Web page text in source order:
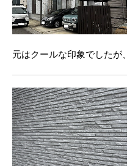
元はクールな印象でしたが